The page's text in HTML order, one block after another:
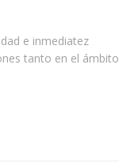
e inmediatez
tanto en el ámbito